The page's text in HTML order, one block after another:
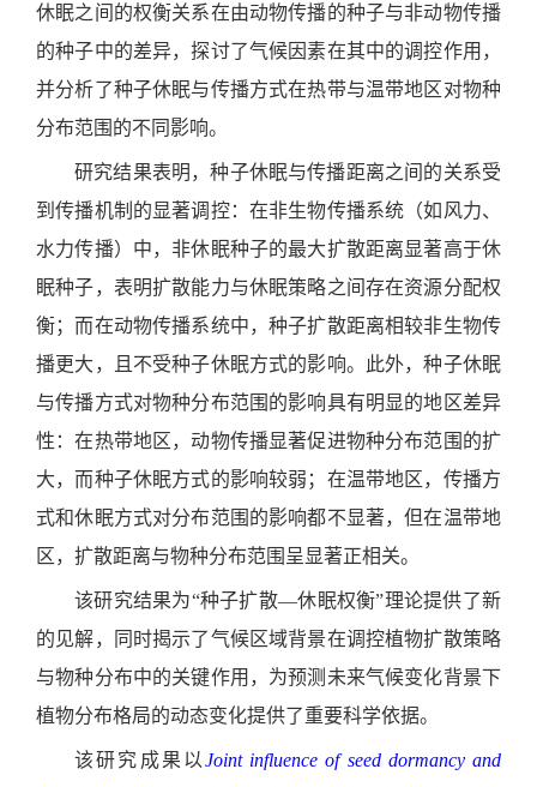
休眠之间的权衡关系在由动物传播的种子与非动物传播
的种子中的差异，探讨了气候因素在其中的调控作用，
并分析了种子休眠与传播方式在热带与温带地区对物种
分布范围的不同影响。
研究结果表明，种子休眠与传播距离之间的关系受
到传播机制的显著调控：在非生物传播系统（如风力、
水力传播）中，非休眠种子的最大扩散距离显著高于休
眠种子，表明扩散能力与休眠策略之间存在资源分配权
衡；而在动物传播系统中，种子扩散距离相较非生物传
播更大，且不受种子休眠方式的影响。此外，种子休眠
与传播方式对物种分布范围的影响具有明显的地区差异
性：在热带地区，动物传播显著促进物种分布范围的扩
大，而种子休眠方式的影响较弱；在温带地区，传播方
式和休眠方式对分布范围的影响都不显著，但在温带地
区，扩散距离与物种分布范围呈显著正相关。
该研究结果为“种子扩散—休眠权衡”理论提供了新
的见解，同时揭示了气候区域背景在调控植物扩散策略
与物种分布中的关键作用，为预测未来气候变化背景下
植物分布格局的动态变化提供了重要科学依据。
该研究成果以Joint influence of seed dormancy and